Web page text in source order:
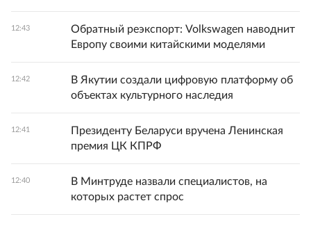
12:43
Обратный реэкспорт: Volkswagen наводнит
Европу своими китайскими моделями
12:42
В Якутии создали цифровую платформу об
объектах культурного наследия
12:41
Президенту Беларуси вручена Ленинская
премия ЦК КПРФ
12:40
В Минтруде назвали специалистов, на
которых растет спрос